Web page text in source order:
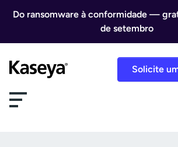
Do ransomware à conformidade —
de setembro
Solicite